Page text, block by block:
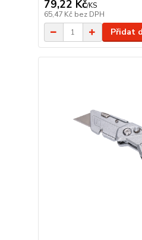
79,22 Kč/KS
65,47 Kč bez DPH
Přidat